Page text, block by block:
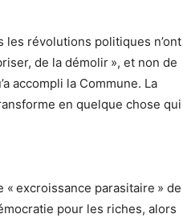
les révolutions politiques n’ont
de la démolir », et non de
accompli la Commune. La
en quelque chose qui
excroissance parasitaire » de
pour les riches, alors